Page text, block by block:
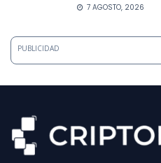
7 AGOSTO, 2026
PUBLICIDAD